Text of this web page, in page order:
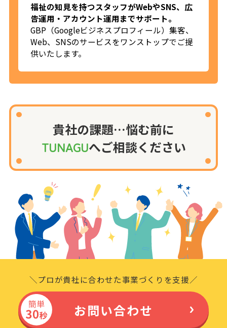
福祉の知見を持つスタッフがWebやSNS、広
告運用・アカウント運用までサポート。
GBP（Googleビジネスプロフィール）集客、
Web、SNSのサービスをワンストップでご提
供いたします。
貴社の課題…悩む前に
TUNAGUへご相談ください
＼プロが貴社に合わせた事業づくりを支援／
お問い合わせ